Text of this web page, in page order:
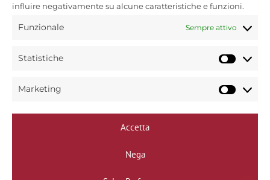
influire negativamente su alcune caratteristiche e funzioni.
Funzionale Sempre attivo
Statistiche
Marketing
Accetta
Nega
Bin caffè - Torrefazione dal 1954.
Informativa privacy policy
Modifica preferenze